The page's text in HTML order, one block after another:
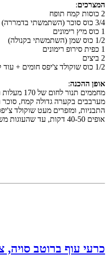
המצרכים:
2 כוסות קמח תופח
3/4 כוס סוכר (השתמשתי בדמררה)
1 כוס מיץ רימונים
1/2 כוס שמן (השתמשתי בקנולה)
1 כפית סירופ רימונים
2 ביצים
1/2 כוס שוקולד צ'יפס חומים + עוד קצת, לקישוט
אופן ההכנה:
מחממים תנור לחום של 170 מעלות ומשמנים 2 תבניות אינגליש קייק.
מערבבים בקערה גדולה קמח, סוכר
התבניות, ומזפרים מעט שוקולד
אופים 40-50 דקות, עד שהעוגות משחימות וקיסם המוכנס למרכזן יוצא יבש. מוציאים מהתנור ומניחים להצטנן.
כרעי עוף ברוטב סויה,